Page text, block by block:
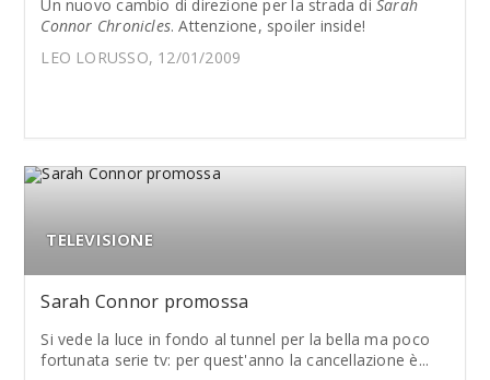
Un nuovo cambio di direzione per la strada diSarah
Connor Chronicles. Attenzione, spoiler inside!
LEO LORUSSO, 12/01/2009
TELEVISIONE
Sarah Connor promossa
Si vede la luce in fondo al tunnel per la bella ma poco
fortunata serie tv: per quest'anno la cancellazione è...